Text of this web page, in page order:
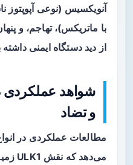
آنویکسیس (نوعی
با ماتریکس)، تهاجم، و
از دید دستگاه ایمنی
شواهد
و تضاد
مطالعات عملکردی در
می‌دهد که نقش ULK1 زمینه‌ای و گاهی متضاد است: